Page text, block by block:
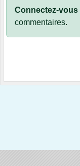
Connectez-vous
commentaires.